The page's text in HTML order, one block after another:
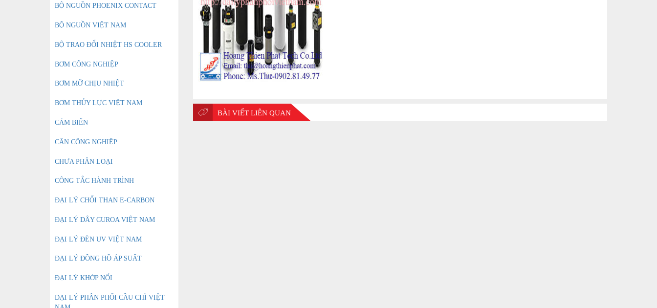
BÀI VIẾT LIÊN QUAN
BỘ NGUỒN PHOENIX CONTACT
BỘ NGUỒN VIỆT NAM
BỘ TRAO ĐỔI NHIỆT HS COOLER
BƠM CÔNG NGHIỆP
BƠM MỠ CHỊU NHIỆT
BƠM THỦY LỰC VIỆT NAM
CẢM BIẾN
CÂN CÔNG NGHIỆP
CHƯA PHÂN LOẠI
CÔNG TẮC HÀNH TRÌNH
ĐẠI LÝ CHỔI THAN E-CARBON
ĐẠI LÝ DÂY CUROA VIỆT NAM
ĐẠI LÝ ĐÈN UV VIỆT NAM
ĐẠI LÝ ĐỒNG HỒ ÁP SUẤT
ĐẠI LÝ KHỚP NỐI
ĐẠI LÝ PHÂN PHỐI CẦU CHÌ VIỆT